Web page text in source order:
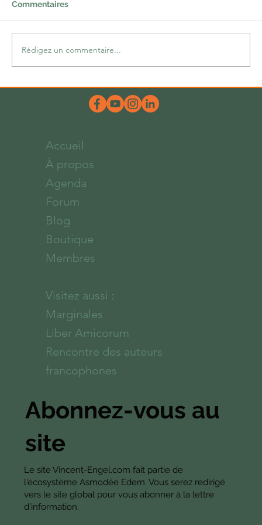
Une belle dose d’hum-ours
Commentaires
Rédigez un commentaire...
Abonnez-vous au
site
Le site Vincent-Engel.com fait partie de
l'écosystème Asmodée Edern. Vous serez redirigé
vers le site global pour vous abonner à la lettre
d'information.
Accueil
À propos
Agenda
Forum
Blog
Boutique
Membres
Visitez aussi :
Marginales
Liber Amicorum
Rencontre des auteurs
francophones